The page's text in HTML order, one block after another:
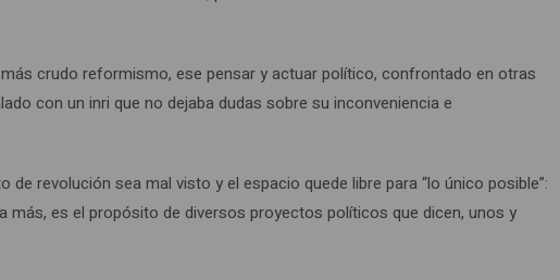
crudo reformismo, ese pensar y actuar político, confrontado en otras
con un inri que no dejaba dudas sobre su inconveniencia e
revolución sea mal visto y el espacio quede libre para “lo único posible”:
es el propósito de diversos proyectos políticos que dicen, unos y